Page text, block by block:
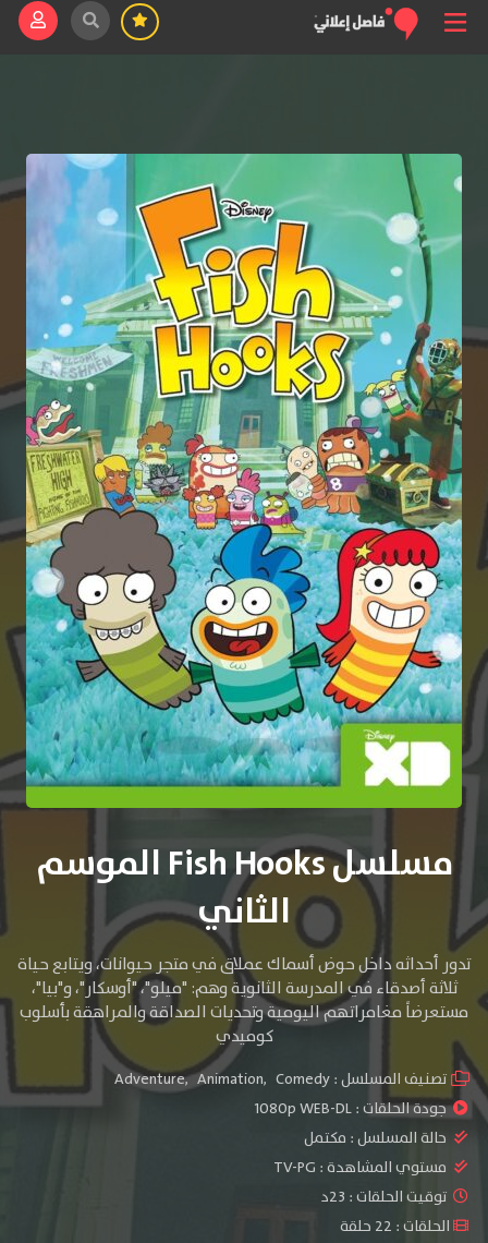
مسلسل Fish Hooks الموسم
الثاني
تدور أحداثه داخل حوض أسماك عملاق في متجر حيوانات، ويتابع حياة
ثلاثة أصدقاء في المدرسة الثانوية وهم: "ميلو"، "أوسكار"، و"بيا"،
مستعرضاً مغامراتهم اليومية وتحديات الصداقة والمراهقة بأسلوب
كوميدي
تصنيف المسلسل : Adventure, Animation, Comedy
جودة الحلقات :1080p WEB-DL
حالة المسلسل : مكتمل
مستوي المشاهدة : TV-PG
توقيت الحلقات : 23د
الحلقات : 22 حلقة